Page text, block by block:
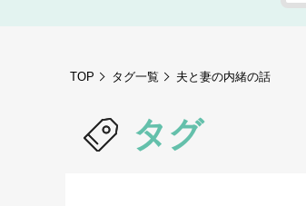
TOP タグ一覧 夫と妻の内緒の話
タグ